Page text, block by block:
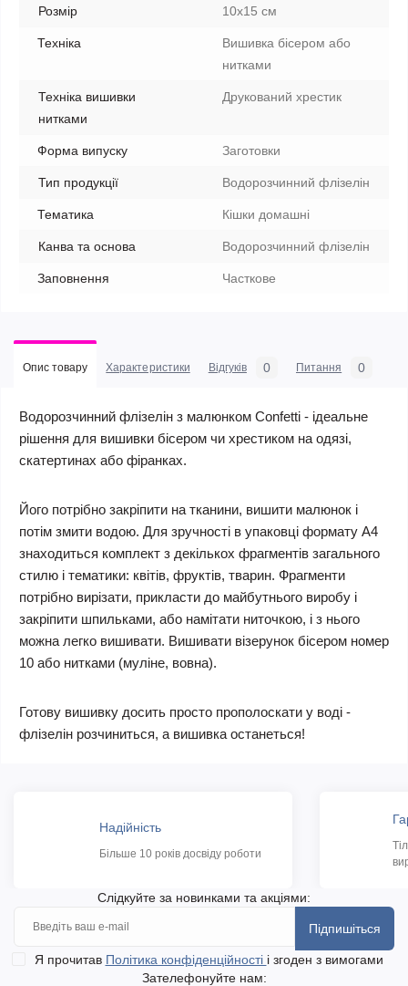
Розмір 10х15 см
Техніка
Вишивка бісером або
нитками
Техніка вишивки
нитками
Друкований хрестик
Форма випуску Заготовки
Тип продукції Водорозчинний флізелін
Тематика Кішки домашні
Канва та основа Водорозчинний флізелін
Заповнення Часткове
Опис товару Характеристики Відгуків 0 Питання 0
Водорозчинний флізелін з малюнком Confetti - ідеальне
рішення для вишивки бісером чи хрестиком на одязі,
скатертинах або фіранках.
Його потрібно закріпити на тканини, вишити малюнок і
потім змити водою. Для зручності в упаковці формату А4
знаходиться комплект з декількох фрагментів загального
стилю і тематики: квітів, фруктів, тварин. Фрагменти
потрібно вирізати, прикласти до майбутнього виробу і
закріпити шпильками, або намітати ниточкою, і з нього
можна легко вишивати. Вишивати візерунок бісером номер
10 або нитками (муліне, вовна).
Готову вишивку досить просто прополоскати у воді -
флізелін розчиниться, а вишивка останеться!
Надійність
Більше 10 років досвіду роботи
Слідкуйте за новинками та акціями:
Підпишіться
Я прочитав Політика конфіденційності і згоден з вимогами
Зателефонуйте нам: